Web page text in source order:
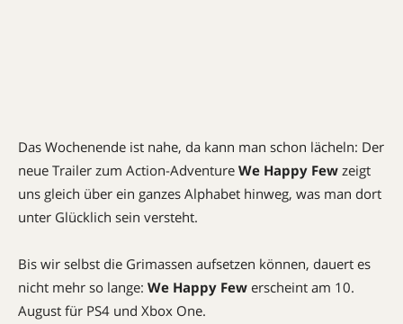
Das Wochenende ist nahe, da kann man schon lächeln: Der
neue Trailer zum Action-Adventure We Happy Few zeigt
uns gleich über ein ganzes Alphabet hinweg, was man dort
unter Glücklich sein versteht.
Bis wir selbst die Grimassen aufsetzen können, dauert es
nicht mehr so lange: We Happy Few erscheint am 10.
August für PS4 und Xbox One.